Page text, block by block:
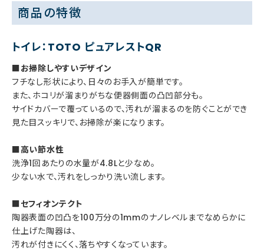
商品の特徴
トイレ：TOTO ピュアレストQR
■お掃除しやすいデザイン
フチなし形状により、日々のお手入が簡単です。
また、ホコリが溜まりがちな便器側面の凸凹部分も。
サイドカバーで覆っているので、汚れが溜まるのを防ぐことができ
見た目スッキリで、お掃除が楽になります。
■高い節水性
洗浄1回あたりの水量が4.8Lと少なめ。
少ない水で、汚れをしっかり洗い流します。
■セフィオンテクト
陶器表面の凹凸を100万分の1mmのナノレベルまでなめらかに
仕上げた陶器は、
汚れが付きにくく、落ちやすくなっています。